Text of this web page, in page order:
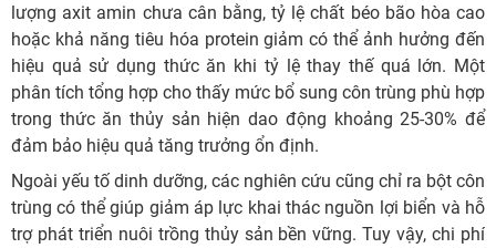
lượng axit amin chưa cân bằng, tỷ lệ chất béo bão hòa cao
hoặc khả năng tiêu hóa protein giảm có thể ảnh hưởng đến
hiệu quả sử dụng thức ăn khi tỷ lệ thay thế quá lớn. Một
phân tích tổng hợp cho thấy mức bổ sung côn trùng phù hợp
trong thức ăn thủy sản hiện dao động khoảng 25-30% để
đảm bảo hiệu quả tăng trưởng ổn định.
Ngoài yếu tố dinh dưỡng, các nghiên cứu cũng chỉ ra bột côn
trùng có thể giúp giảm áp lực khai thác nguồn lợi biển và hỗ
trợ phát triển nuôi trồng thủy sản bền vững. Tuy vậy, chi phí